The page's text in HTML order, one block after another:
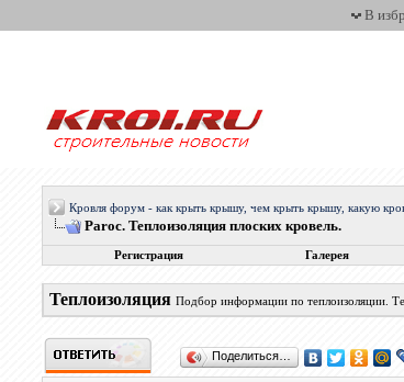
В
Кровля форум - как крыть крышу, чем крыть крышу, какую
Paroc. Теплоизоляция плоских кровель.
Регистрация Галерея
Теплоизоляция Подбор информации по теплоизоляции.
Поделиться…